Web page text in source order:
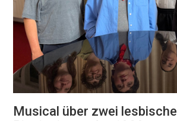
Musical über zwei lesbische